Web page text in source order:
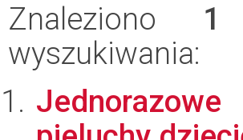
Znaleziono 1
wyszukiwania:
Jednorazowe